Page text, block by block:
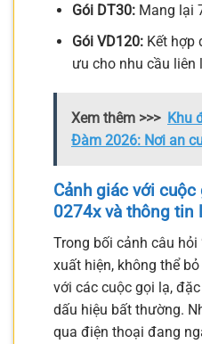
Gói DT30:Mang lại
Gói VD120:Kết hợp
ưu cho nhu cầu liên
Xem thêm >>> Khu
Đàm 2026: Nơi an
Cảnh giác với
0274x và thông tin
Trong bối cảnh câu hỏi
xuất hiện, không thể
với các cuộc gọi lạ,
dấu hiệu bất thường.
qua điện thoại đang